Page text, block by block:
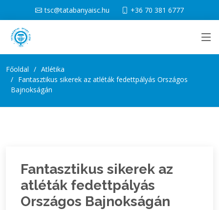
tsc@tatabanyaisc.hu +36 70 381 6777
Főoldal
Atlétika
Fantasztikus sikerek az atléták fedettpályás Országos
Bajnokságán
Fantasztikus sikerek az
atléták fedettpályás
Országos Bajnokságán